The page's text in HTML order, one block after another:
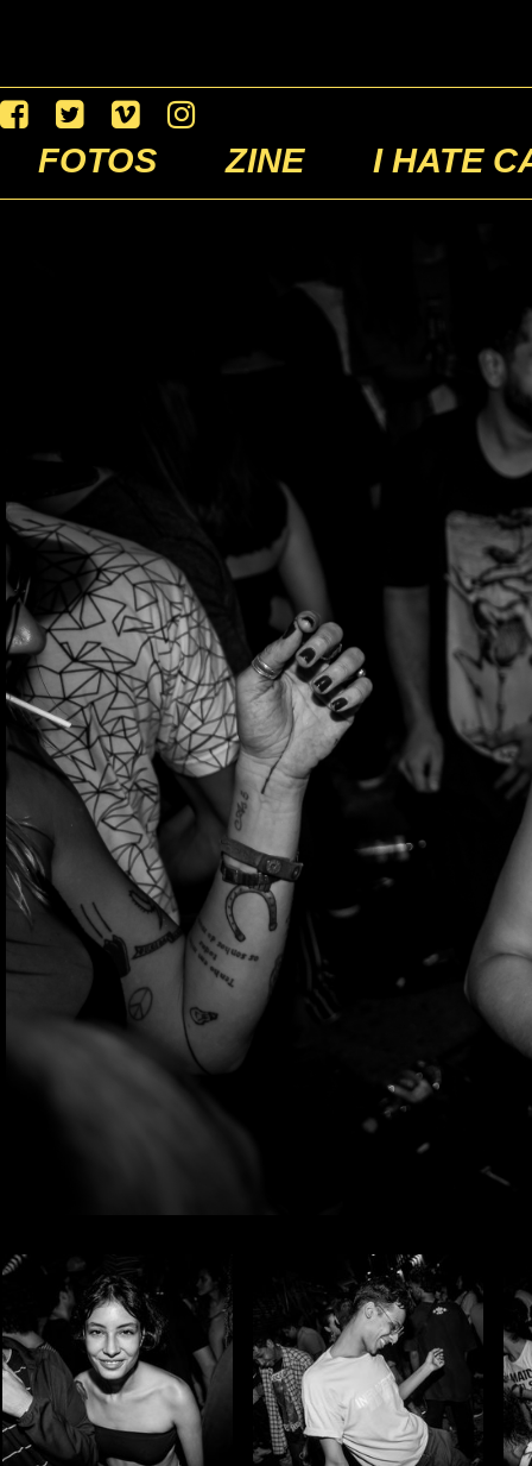
FOTOS ZINE I HATE